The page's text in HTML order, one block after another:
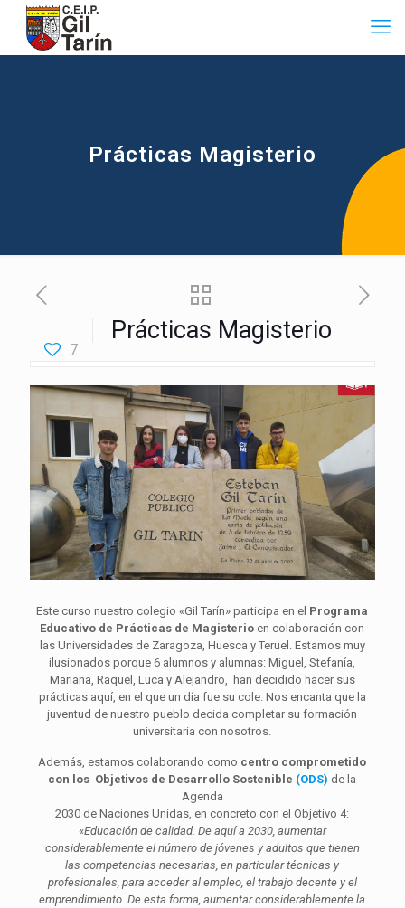
Prácticas Magisterio
7
Prácticas Magisterio
Este curso nuestro colegio «Gil Tarín» participa en el Programa
Educativo de Prácticas de Magisterio en colaboración con
las Universidades de Zaragoza, Huesca y Teruel. Estamos muy
ilusionados porque 6 alumnos y alumnas: Miguel, Stefanía,
Mariana, Raquel, Luca y Alejandro, han decidido hacer sus
prácticas aquí, en el que un día fue su cole. Nos encanta que la
juventud de nuestro pueblo decida completar su formación
universitaria con nosotros.
Además, estamos colaborando como centro comprometido
con los Objetivos de Desarrollo Sostenible (ODS) de la
Agenda
2030 de Naciones Unidas, en concreto con el Objetivo 4:
«Educación de calidad. De aquí a 2030, aumentar
considerablemente el número de jóvenes y adultos que tienen
las competencias necesarias, en particular técnicas y
profesionales, para acceder al empleo, el trabajo decente y el
emprendimiento. De esta forma, aumentar considerablemente la